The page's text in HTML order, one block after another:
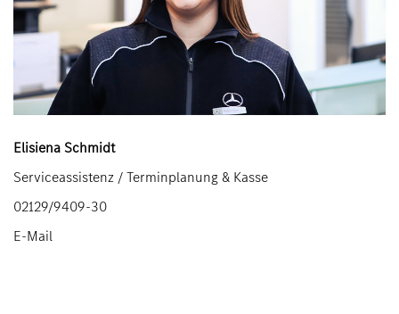
Elisiena Schmidt
Serviceassistenz / Terminplanung & Kasse
02129/9409-30
E-Mail